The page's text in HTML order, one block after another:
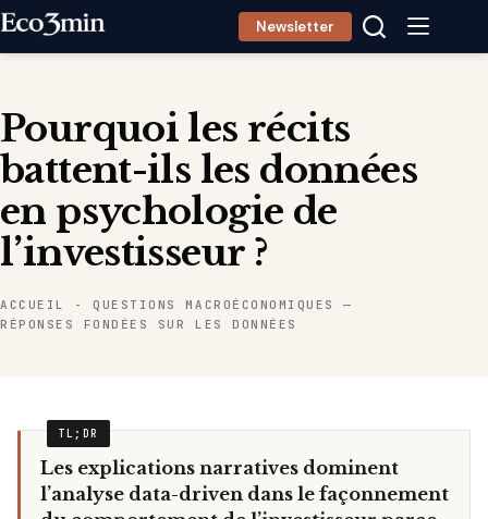
Passer
Newsletter
Pourquoi les récits
battent-ils les données
en psychologie de
l’investisseur ?
ACCUEIL - QUESTIONS MACROÉCONOMIQUES —
RÉPONSES FONDÉES SUR LES DONNÉES
Les explications narratives dominent
l’analyse data-driven dans le façonnement